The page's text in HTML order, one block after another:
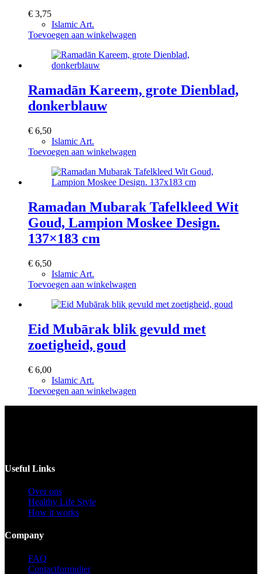
€ 3,75
Islamic Art.
Toevoegen aan winkelwagen
Ramadān Kareem, grote Dienblad,
donkerblauw
€ 6,50
Islamic Art.
Toevoegen aan winkelwagen
Ramadan Mubarak Tafelkleed Wit
Goud, Lampion Moskee Design.
137×183 cm
€ 6,50
Islamic Art.
Toevoegen aan winkelwagen
Eid Mubārak blik gevuld met
zoetigheid, goud
€ 6,00
Islamic Art.
Toevoegen aan winkelwagen
Useful Links
Over ons
Healthy Life Style
How it works
Company
FAQ
Contactformulier